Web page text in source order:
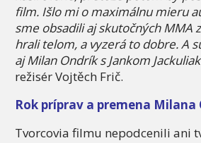
film. Išlo mi o maximálnu mieru
sme obsadili aj skutočných MMA
hrali telom, a vyzerá to dobre. A
aj Milan Ondrík s Jankom
režisér Vojtěch Frič.
Rok príprav a premena Milana
Tvorcovia filmu nepodcenili ani